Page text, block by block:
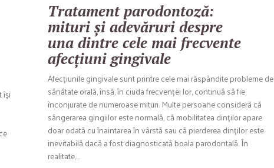
își
Tratament parodontoză:
mituri și adevăruri despre
una dintre cele mai frecvente
afecțiuni gingivale
Afecțiunile gingivale sunt printre cele mai răspândite probleme de
sănătate orală, însă, în ciuda frecvenței lor, continuă să fie
înconjurate de numeroase mituri. Multe persoane consideră că
sângerarea gingiilor este normală, că mobilitatea dinților apare
doar odată cu înaintarea în vârstă sau că pierderea dinților este
inevitabilă dacă a fost diagnosticată boala parodontală. În
realitate,…